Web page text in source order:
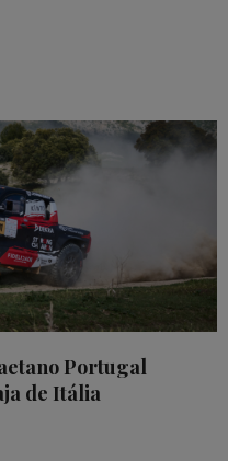
Portugal
de Itália